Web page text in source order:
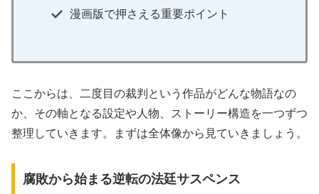
漫画版で押さえる重要ポイント
ここからは、二度目の裁判という作品がどんな物語なの
か、その軸となる設定や人物、ストーリー構造を一つずつ
整理していきます。まずは全体像から見ていきましょう。
腐敗から始まる逆転の法廷サスペンス